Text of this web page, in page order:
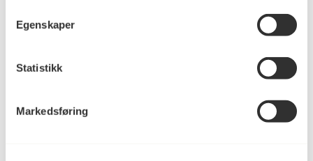
Egenskaper
Statistikk
Markedsføring
Kirsti Aall